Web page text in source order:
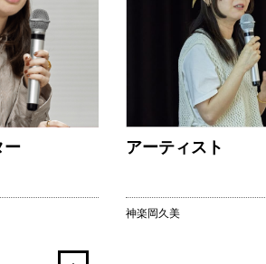
ー アーティスト
神楽岡久美